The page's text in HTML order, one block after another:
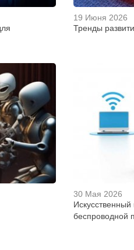
19 Июня 2026
Тренды
30 Мая 2026
беспроводной